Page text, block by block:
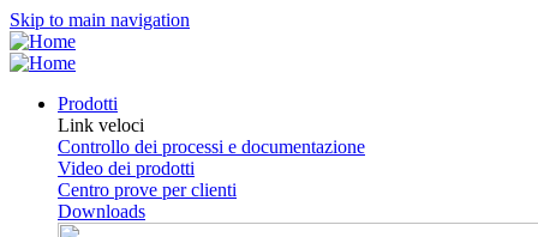
Skip to main navigation
Prodotti
Link veloci
Controllo dei processi e documentazione
Video dei prodotti
Centro prove per clienti
Downloads